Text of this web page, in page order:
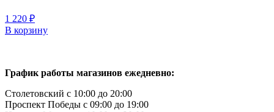
1 220 ₽
В корзину
График работы магазинов ежедневно:
Столетовский с 10:00 до 20:00
Проспект Победы с 09:00 до 19:00